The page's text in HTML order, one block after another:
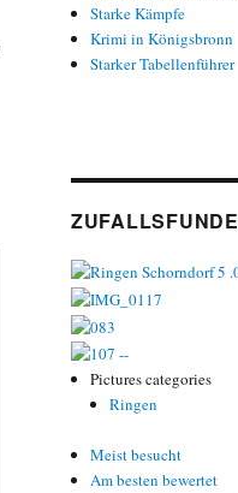
Starke Kämpfe
Krimi in Königsbronn
Starker Tabellenführer
ZUFALLSFUNDE
Pictures categories
Ringen
Meist besucht
Am besten bewertet